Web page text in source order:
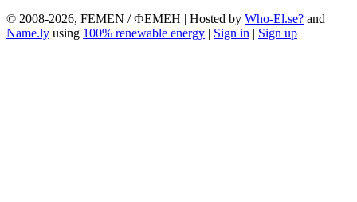
© 2008-2026, FEMEN / ФЕМЕН | Hosted by Who-El.se? and
Name.ly using 100% renewable energy | Sign in | Sign up